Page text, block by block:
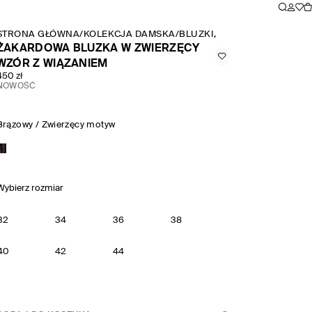
GŁÓWNA/ KOLEKCJA DAMSKA/BLUZKI, T SHIRTY I KOSZULE
BLUZKA W ZWIERZĘCY
Z WIĄZANIEM
zł
/ Zwierzęcy motyw
rozmiar
34 36 38
42 44